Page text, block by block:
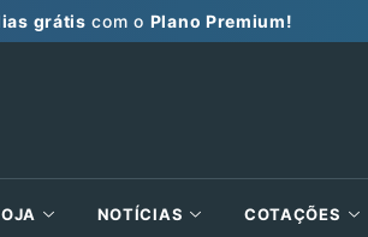
grátis com o Plano Premium!
NOTÍCIAS COTAÇÕES